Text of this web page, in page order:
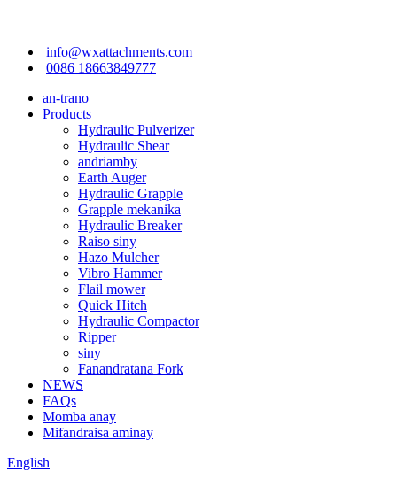
info@wxattachments.com
0086 18663849777
an-trano
Products
Hydraulic Pulverizer
Hydraulic Shear
andriamby
Earth Auger
Hydraulic Grapple
Grapple mekanika
Hydraulic Breaker
Raiso siny
Hazo Mulcher
Vibro Hammer
Flail mower
Quick Hitch
Hydraulic Compactor
Ripper
siny
Fanandratana Fork
NEWS
FAQs
Momba anay
Mifandraisa aminay
English